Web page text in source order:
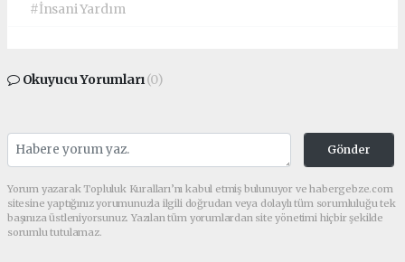
#İnsani Yardım
Okuyucu Yorumları(0)
Gönder
Yorum yazarak Topluluk Kuralları’nı kabul etmiş bulunuyor ve habergebze.com
sitesine yaptığınız yorumunuzla ilgili doğrudan veya dolaylı tüm sorumluluğu tek
başınıza üstleniyorsunuz. Yazılan tüm yorumlardan site yönetimi hiçbir şekilde
sorumlu tutulamaz.